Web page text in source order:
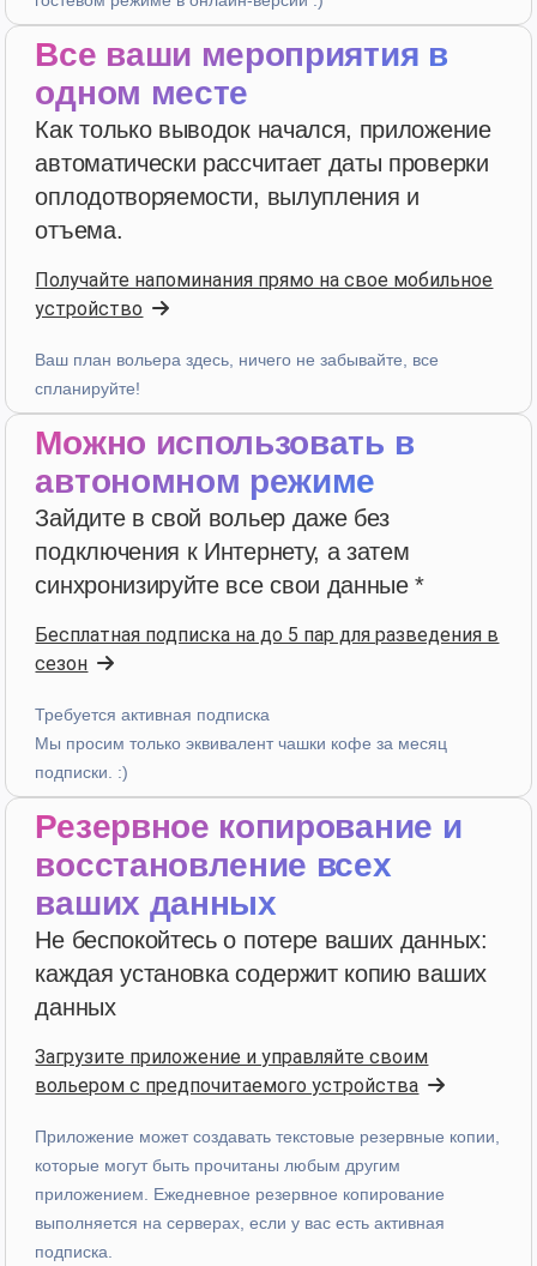
star
Пятизвездочный рейтинг
3 недели назад
Patrick Salmon
starstarstarstarstar
4 недели назад
starstarstarstarstar
“ancora qualche piccola integrazione ma andiamo
Hans van de wetering · Nederland
“Te veel kans op foutieve ingave van data. Wordt te
в прошлом месяце
Z. E. ·Switzerland
starstarstarstarstar v4.3.21
Пятизвездочный рейтинг
в прошлом месяце
Пятизвездочный рейтинг
starstarstarstarstar v4.3.21
“Sinto falta de poder criar novas categorias nas
Все ваши мероприятия в
одном месте
Как только выводок начался, приложение
автоматически рассчитает даты проверки
оплодотворяемости, вылупления и
отъема.
Получайте напоминания прямо на свое мобильное
устройство
Ваш план вольера здесь, ничего не забывайте, все
спланируйте!
Можно использовать в
автономном режиме
Зайдите в свой вольер даже без
подключения к Интернету, а затем
синхронизируйте все свои данные *
Бесплатная подписка на до 5 пар для разведения в
сезон
Требуется активная подписка
Мы просим только эквивалент чашки кофе за месяц
подписки. :)
Резервное копирование и
восстановление всех
ваших данных
Не беспокойтесь о потере ваших данных:
каждая установка содержит копию ваших
данных
Загрузите приложение и управляйте своим
вольером с предпочитаемого устройства
Приложение может создавать текстовые резервные копии,
которые могут быть прочитаны любым другим
приложением. Ежедневное резервное копирование
выполняется на серверах, если у вас есть активная
подписка.